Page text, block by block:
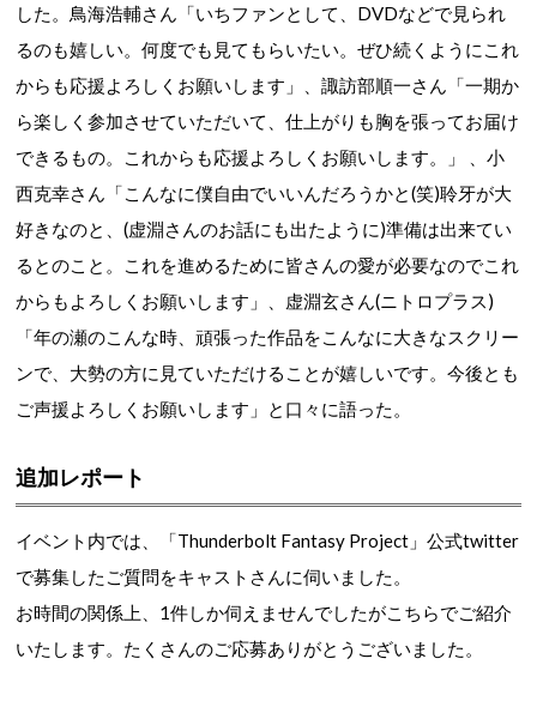
した。鳥海浩輔さん「いちファンとして、DVDなどで見られ
るのも嬉しい。何度でも見てもらいたい。ぜひ続くようにこれ
からも応援よろしくお願いします」、諏訪部順一さん「一期か
ら楽しく参加させていただいて、仕上がりも胸を張ってお届け
できるもの。これからも応援よろしくお願いします。」
、小
西克幸さん 「こんなに僕自由でいいんだろうかと(笑)聆牙が大
好きなのと、(虚淵さんのお話にも出たように)準備は出来てい
るとのこと。これを進めるために皆さんの愛が必要なのでこれ
からもよろしくお願いします」、虚淵玄さん(ニトロプラス)
「年の瀬のこんな時、頑張った作品をこんなに大きなスクリー
ンで、大勢の方に見ていただけることが嬉しいです。今後とも
ご声援よろしくお願いします」と口々に語った。
追加レポート
イベント内では、「Thunderbolt Fantasy Project」公式twitter
で募集したご質問をキャストさんに伺いました。
お時間の関係上、1件しか伺えませんでしたがこちらでご紹介
いたします。 たくさんのご応募ありがとうございました。